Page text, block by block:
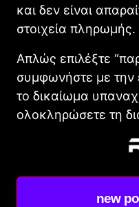
και δεν είναι
στοιχεία πληρωμής.
Απλώς επιλέξτε
συμφωνήστε με την
το δικαίωμα
ολοκληρώσετε τη
new